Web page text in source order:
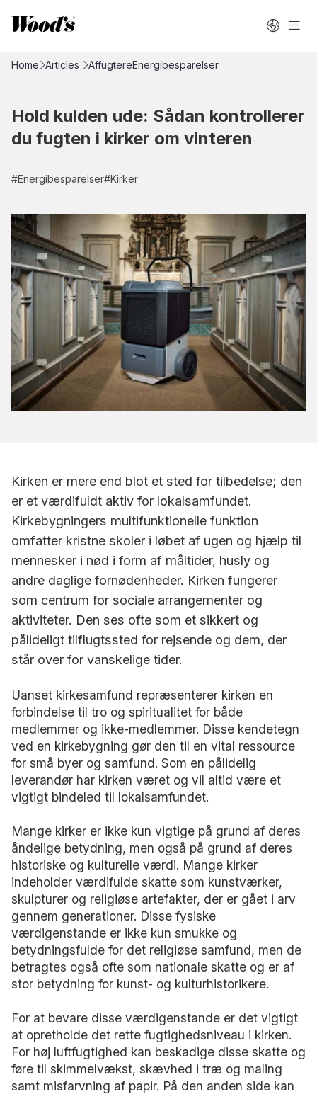
Home Articles AffugtereEnergibesparelser
Hold kulden ude: Sådan kontrollerer
du fugten i kirker om vinteren
#Energibesparelser#Kirker
Kirken er mere end blot et sted for tilbedelse; den
er et værdifuldt aktiv for lokalsamfundet.
Kirkebygningers multifunktionelle funktion
omfatter kristne skoler i løbet af ugen og hjælp til
mennesker i nød i form af måltider, husly og
andre daglige fornødenheder. Kirken fungerer
som centrum for sociale arrangementer og
aktiviteter. Den ses ofte som et sikkert og
pålideligt tilflugtssted for rejsende og dem, der
står over for vanskelige tider.
Uanset kirkesamfund repræsenterer kirken en
forbindelse til tro og spiritualitet for både
medlemmer og ikke-medlemmer. Disse kendetegn
ved en kirkebygning gør den til en vital ressource
for små byer og samfund. Som en pålidelig
leverandør har kirken været og vil altid være et
vigtigt bindeled til lokalsamfundet.
Mange kirker er ikke kun vigtige på grund af deres
åndelige betydning, men også på grund af deres
historiske og kulturelle værdi. Mange kirker
indeholder værdifulde skatte som kunstværker,
skulpturer og religiøse artefakter, der er gået i arv
gennem generationer. Disse fysiske
værdigenstande er ikke kun smukke og
betydningsfulde for det religiøse samfund, men de
betragtes også ofte som nationale skatte og er af
stor betydning for kunst- og kulturhistorikere.
For at bevare disse værdigenstande er det vigtigt
at opretholde det rette fugtighedsniveau i kirken.
For høj luftfugtighed kan beskadige disse skatte og
føre til skimmelvækst, skævhed i træ og maling
samt misfarvning af papir. På den anden side kan